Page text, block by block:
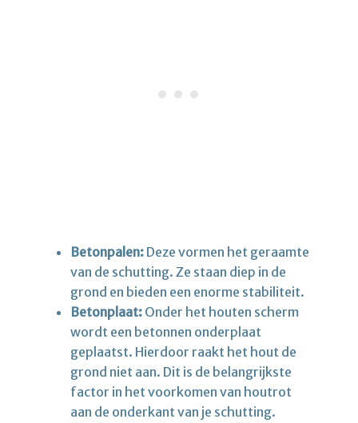
Betonpalen: Deze vormen het geraamte
van de schutting. Ze staan diep in de
grond en bieden een enorme stabiliteit.
Betonplaat: Onder het houten scherm
wordt een betonnen onderplaat
geplaatst. Hierdoor raakt het hout de
grond niet aan. Dit is de belangrijkste
factor in het voorkomen van houtrot
aan de onderkant van je schutting.